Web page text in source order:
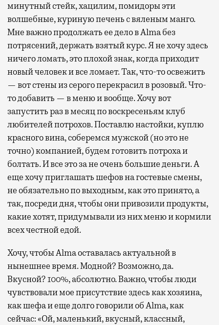
минутный стейк, хацилим, помидоры эти
волшебные, куриную печень с вяленым манго.
Мне важно продолжать ее дело в Alma без
потрясений, держать взятый курс. Я не хочу здесь
ничего ломать, это плохой знак, когда приходит
новый человек и все ломает. Так, что-то освежить
— вот стены из серого перекрасил в розовый. Что-
то добавить — в меню и вообще. Хочу вот
запустить раз в месяц по воскресеньям клуб
любителей потрохов. Поставлю настойки, куплю
красного вина, соберемся мужской (но это не
точно) компанией, будем готовить потроха и
болтать. И все это за не очень большие деньги. А
еще хочу приглашать шефов на гостевые смены,
не обязательно по выходным, как это принято, а
так, посреди дня, чтобы они привозили продукты,
какие хотят, придумывали из них меню и кормили
всех честной едой.
Хочу, чтобы Alma оставалась актуальной в
нынешнее время. Модной? Возможно, да.
Вкусной? 100%, абсолютно. Важно, чтобы люди
чувствовали мое присутствие здесь как хозяина,
как шефа и еще долго говорили об Alma, как
сейчас: «Ой, маленький, вкусный, классный,